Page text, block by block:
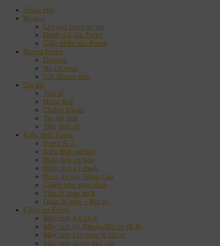
Trang chủ
Broker
List sàn forex uy tín
Đánh giá sàn Forex
Giấy phép sàn Forex
Bonus Forex
Deposit
No Deposit
Gửi Bonus mới
Tin tức
Tiền tệ
Hàng hoá
Chứng khoán
Tin thế giới
Tiền điện tử
Kiến thức Forex
Forex A-Z
Kiến thức cơ bản
Phân tích cơ bản
Phân tích kỹ thuật
Price Action Nâng Cao
Chiến lược giao dịch
Tâm lý giao dịch
Quản lý vốn – Rủi ro
Công cụ Forex
Máy tính Ký Quỹ
Máy tính lợi Nhuận/Rủi ro (R:R)
Máy tính Lot theo % rủi ro
Máy tính rủi ro phá sản